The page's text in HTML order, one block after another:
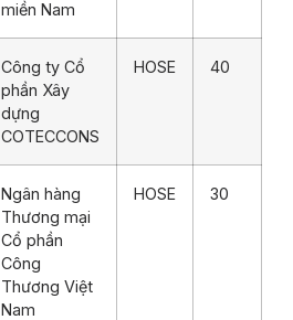
miền Nam
Công ty Cổ
phần Xây
dựng
COTECCONS
HOSE 40
Ngân hàng
Thương mại
Cổ phần
Công
Thương Việt
Nam
HOSE 30